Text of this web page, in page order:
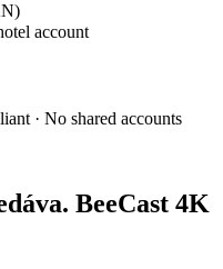
account
· No shared accounts
BeeCast 4K